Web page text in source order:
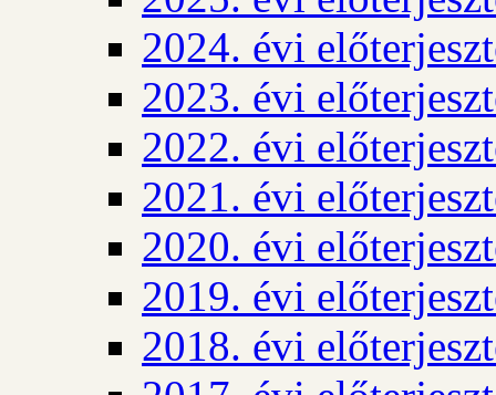
2024. évi
2023. évi
2022. évi
2021. évi
2020. évi
2019. évi
2018. évi